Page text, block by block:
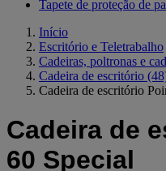
Tapete de proteção de
Início
Escritório e Teletrabalho
Cadeiras, poltronas e
Cadeira de escritório
Cadeira de escritório
Cadeira de
60 Special